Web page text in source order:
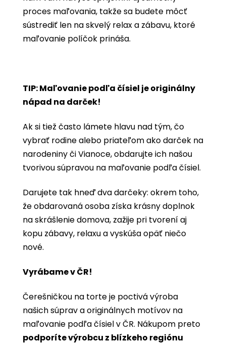
proces maľovania, takže sa budete môcť
sústrediť len na skvelý relax a zábavu, ktoré
maľovanie políčok prináša.
TIP: Maľovanie podľa čísiel je originálny
nápad na darček!
Ak si tiež často lámete hlavu nad tým, čo
vybrať rodine alebo priateľom ako darček na
narodeniny či Vianoce, obdarujte ich našou
tvorivou súpravou na maľovanie podľa čísiel.
Darujete tak hneď dva darčeky: okrem toho,
že obdarovaná osoba získa krásny doplnok
na skrášlenie domova, zažije pri tvorení aj
kopu zábavy, relaxu a vyskúša opäť niečo
nové.
Vyrábame v ČR!
Čerešničkou na torte je poctivá výroba
našich súprav a originálnych motívov na
maľovanie podľa čísiel v ČR. Nákupom preto
podporíte výrobcu z blízkeho regiónu